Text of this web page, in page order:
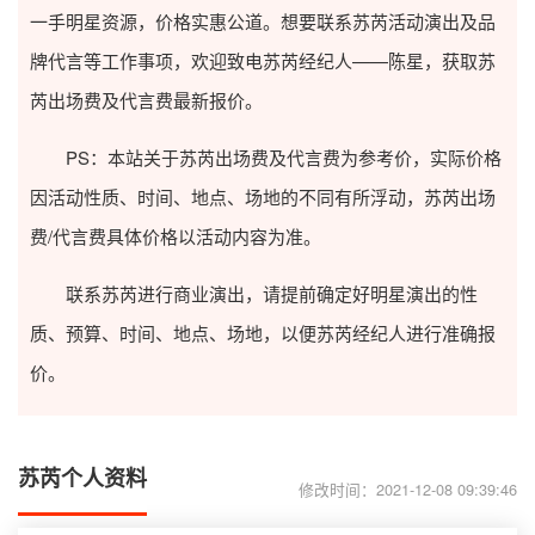
一手明星资源，价格实惠公道。想要联系苏芮活动演出及品
牌代言等工作事项，欢迎致电苏芮经纪人——陈星，获取苏
芮出场费及代言费最新报价。
PS：本站关于苏芮出场费及代言费为参考价，实际价格
因活动性质、时间、地点、场地的不同有所浮动，苏芮出场
费/代言费具体价格以活动内容为准。
联系苏芮进行商业演出，请提前确定好明星演出的性
质、预算、时间、地点、场地，以便苏芮经纪人进行准确报
价。
苏芮个人资料 修改时间：2021-12-08 09:39:46